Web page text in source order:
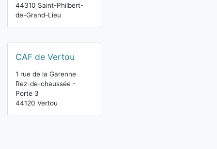
44310 Saint-Philbert-
de-Grand-Lieu
CAF de Vertou
1 rue de la Garenne
Rez-de-chaussée -
Porte 3
44120 Vertou